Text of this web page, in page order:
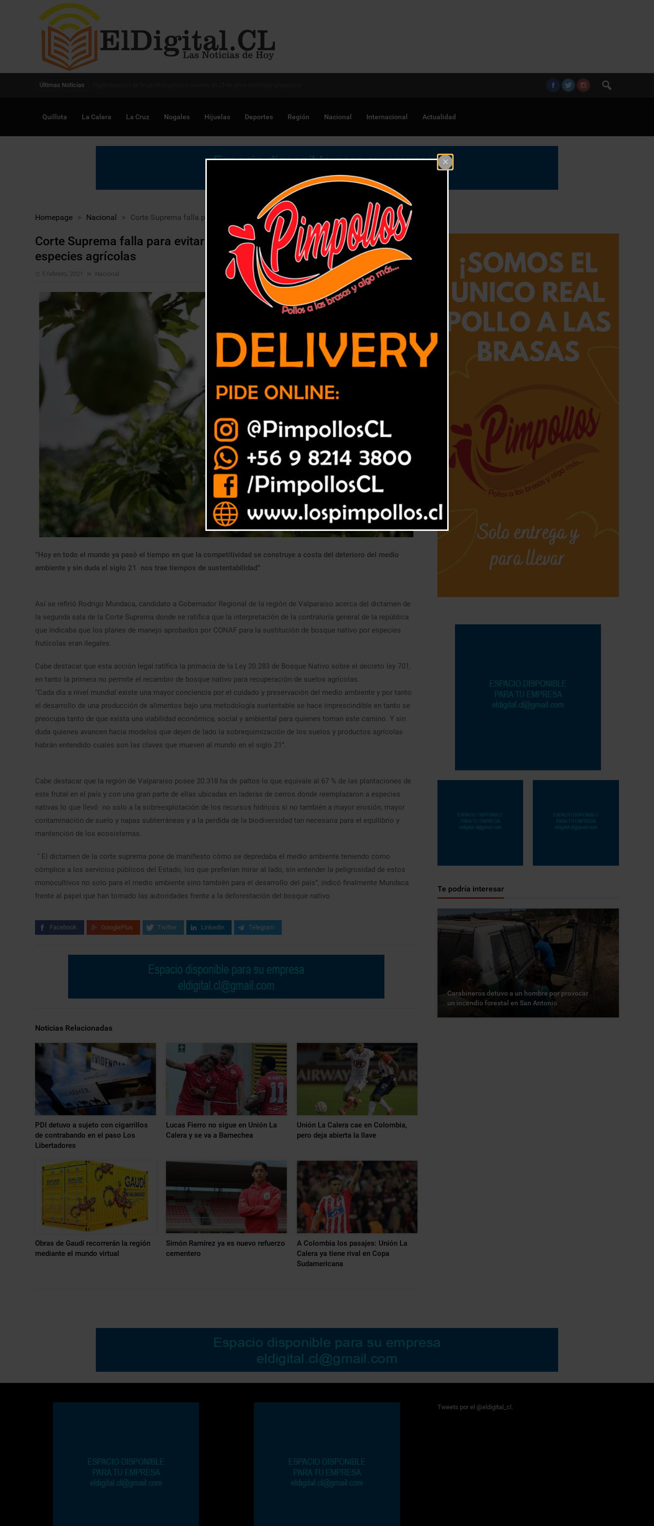
Últimas Noticias
Quillota La Calera La Cruz Nogales Hijuelas Deportes Región Nacional Internacional Actualidad
Homepage > Nacional > Corte Suprema falla para evitar el reemplazo del bosque nativo por especies agrícolas
Corte Suprema falla para evitar el reemplazo del bosque nativo por
especies agrícolas
5 febrero, 2021 Nacional
“Hoy en todo el mundo ya pasó el tiempo en que la competitividad se construye a costa del deterioro del medio
ambiente y sin duda el siglo 21 nos trae tiempos de sustentabilidad”
Así se refirió Rodrigo Mundaca, candidato a Gobernador Regional de la región de Valparaíso acerca del dictamen de
la segunda sala de la Corte Suprema donde se ratifica que la interpretación de la contraloría general de la república
que indicaba que los planes de manejo aprobados por CONAF para la sustitución de bosque nativo por especies
frutícolas eran ilegales.
Cabe destacar que esta acción legal ratifica la primacía de la Ley 20.283 de Bosque Nativo sobre el decreto ley 701,
en tanto la primera no permite el recambio de bosque nativo para recuperación de suelos agrícolas.
“Cada día a nivel mundial existe una mayor conciencia por el cuidado y preservación del medio ambiente y por tanto
el desarrollo de una producción de alimentos bajo una metodología sustentable se hace imprescindible en tanto se
preocupa tanto de que exista una viabilidad económica, social y ambiental para quienes toman este camino. Y sin
duda quienes avancen hacia modelos que dejen de lado la sobrequimización de los suelos y productos agrícolas
habrán entendido cuales son las claves que mueven al mundo en el siglo 21”.
Cabe destacar que la región de Valparaíso posee 20.318 ha de paltos lo que equivale al 67 % de las plantaciones de
este frutal en el país y con una gran parte de ellas ubicadas en laderas de cerros donde reemplazaron a especies
nativas lo que llevó no solo a la sobreexplotación de los recursos hídricos si no también a mayor erosión, mayor
contaminación de suelo y napas subterráneas y a la perdida de la biodiversidad tan necesaria para el equilibrio y
mantención de los ecosistemas.
“ El dictamen de la corte suprema pone de manifiesto cómo se depredaba el medio ambiente teniendo como
cómplice a los servicios públicos del Estado, los que preferían mirar al lado, sin entender la peligrosidad de estos
monocultivos no solo para el medio ambiente sino también para el desarrollo del país”, indicó finalmente Mundaca
frente al papel que han tomado las autoridades frente a la deforestación del bosque nativo.
Facebook GooglePlus Twitter Linkedin Telegram
Noticias Relacionadas
PDI detuvo a sujeto con cigarrillos
de contrabando en el paso Los
Libertadores
Lucas Fierro no sigue en Unión La
Calera y se va a Barnechea
Unión La Calera cae en Colombia,
pero deja abierta la llave
Obras de Gaudí recorrerán la región
mediante el mundo virtual
Simón Ramírez ya es nuevo refuerzo
cementero
A Colombia los pasajes: Unión La
Calera ya tiene rival en Copa
Sudamericana
Te podría interesar
Carabineros detuvo a un hombre por provocar
un incendio forestal en San Antonio
Tweets por el @eldigital_cl.